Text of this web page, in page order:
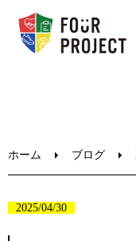
ホーム ブログ
2025/04/30